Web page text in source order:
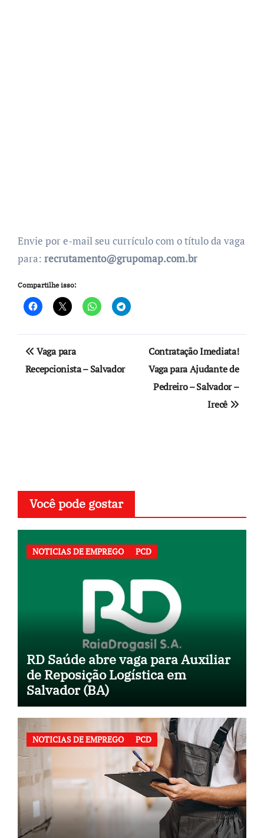
Envie por e-mail seu currículo com o título da vaga
para: recrutamento@grupomap.com.br
Compartilhe isso:
Navegação
de
Vaga para
Recepcionista – Salvador
Contratação Imediata!
Vaga para Ajudante de
Pedreiro – Salvador –
Irecê
Você pode gostar
NOTICIAS DE EMPREGO PCD
RD Saúde abre vaga para Auxiliar
de Reposição Logística em
Salvador (BA)
NOTICIAS DE EMPREGO PCD